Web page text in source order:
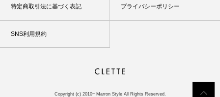
特定商取引法に基づく表記 プライバシーポリシー
SNS利用規約
Copyright (c) 2010~ Marron Style All Rights Reserved.